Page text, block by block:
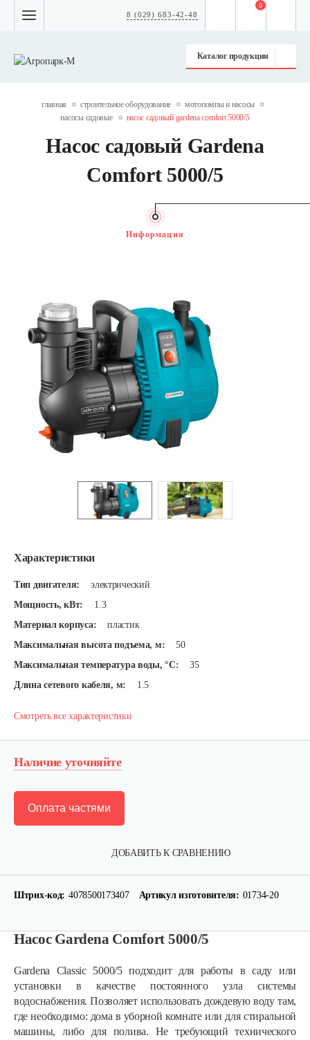
8 (029) 683-42-48
Каталог продукции
0
главная строительное оборудование
мотопомпы и насосы
насосы садовые
насос садовый gardena comfort 5000/5
Насос садовый Gardena
Comfort 5000/5
Характеристики
Тип двигателя:
электрический
Мощность, кВт:
1.3
Материал корпуса:
пластик
Максимальная высота подъема, м:
50
Максимальная температура воды, °С:
35
Длина сетевого кабеля, м:
1.5
Смотреть все характеристики
Информация
Наличие уточняйте
ДОБАВИТЬ К СРАВНЕНИЮ
Оплата частями
Штрих-код: 4078500173407 Артикул изготовителя: 01734-20
Насос Gardena Comfort 5000/5
Gardena Classic 5000/5 подходит для работы в саду или
установки в качестве постоянного узла системы
водоснабжения. Позволяет использовать дождевую воду там,
где необходимо: дома в уборной комнате или для стиральной
машины, либо для полива. Не требующий технического